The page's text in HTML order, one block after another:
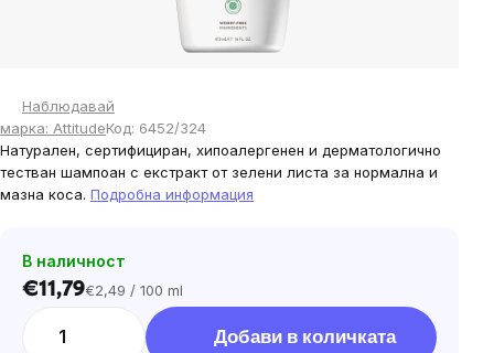
Наблюдавай
марка: AttitudeКод: 6452/324
Натурален, сертифициран, хипоалергенен и дерматологично
тестван шампоан с екстракт от зелени листа за нормална и
мазна коса. Подробна информация
В наличност
€11,79Цена
€2,49 / 100 ml
Добави в количката